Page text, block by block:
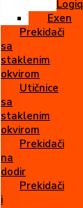
Logiq
Exen
Prekidači
sa
staklenim
okvirom
Utičnice
sa
staklenim
okvirom
Prekidači
na
dodir
Prekidači
i